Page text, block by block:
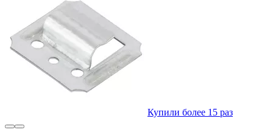
Купили более 15 раз